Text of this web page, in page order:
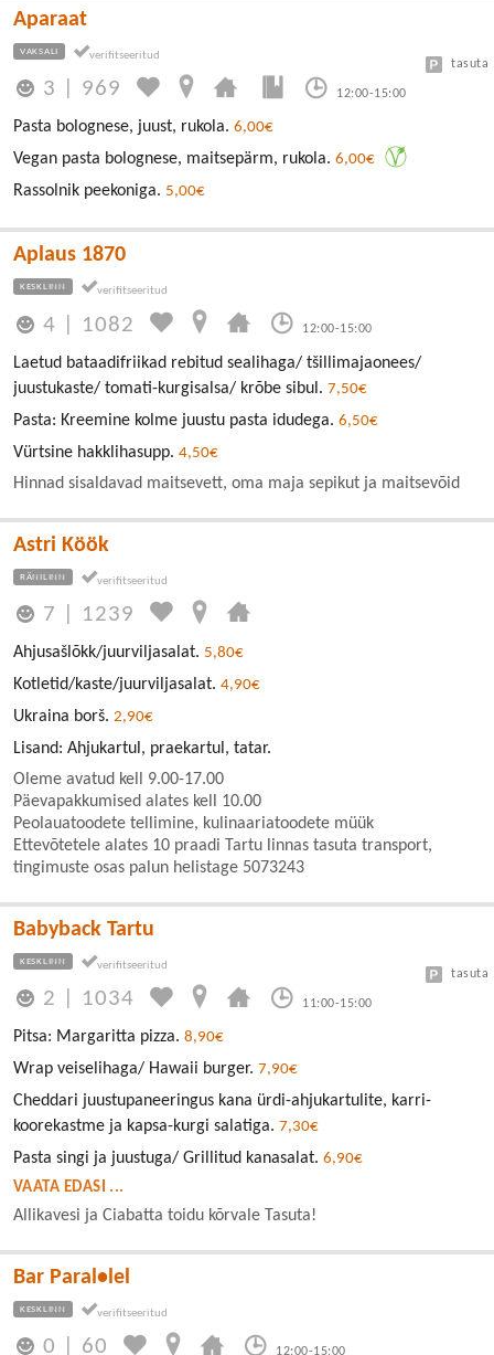
Aparaat
VAKSALI
3 969 12:00-15:00
tasuta
Pasta bolognese, juust, rukola. 6,00€
Vegan pasta bolognese, maitsepärm, rukola. 6,00€
Rassolnik peekoniga. 5,00€
Aplaus 1870
KESKLINN
4 1082 12:00-15:00
Laetud bataadifriikad rebitud sealihaga/ tšillimajaonees/
juustukaste/ tomati-kurgisalsa/ krõbe sibul. 7,50€
Pasta: Kreemine kolme juustu pasta idudega. 6,50€
Vürtsine hakklihasupp. 4,50€
Hinnad sisaldavad maitsevett, oma maja sepikut ja maitsevõid
Astri Köök
RÄNILINN
7 1239
Ahjusašlõkk/juurviljasalat. 5,80€
Kotletid/kaste/juurviljasalat. 4,90€
Ukraina borš. 2,90€
Lisand: Ahjukartul, praekartul, tatar.
Oleme avatud kell 9.00-17.00
Päevapakkumised alates kell 10.00
Peolauatoodete tellimine, kulinaariatoodete müük
Ettevõtetele alates 10 praadi Tartu linnas tasuta transport,
tingimuste osas palun helistage 5073243
Babyback Tartu
KESKLINN
2 1034 11:00-15:00
tasuta
Pitsa: Margaritta pizza. 8,90€
Wrap veiselihaga/ Hawaii burger. 7,90€
Cheddari juustupaneeringus kana ürdi-ahjukartulite, karri-
koorekastme ja kapsa-kurgi salatiga. 7,30€
Pasta singi ja juustuga/ Grillitud kanasalat. 6,90€
VAATA EDASI ...
Allikavesi ja Ciabatta toidu kõrvale Tasuta!
Bar Paral•lel
KESKLINN
0 60 12:00-15:00